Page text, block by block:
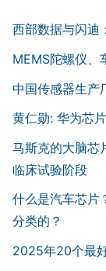
西部数据与闪迪
MEMS陀螺仪、
中国传感器生产
黄仁勋: 华为芯
马斯克的大脑芯
临床试验阶段
什么是汽车芯片
分类的？
2025年20个最